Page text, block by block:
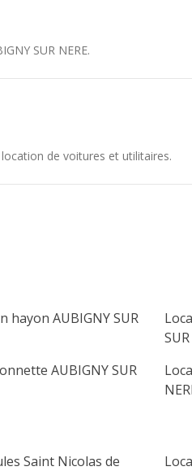
SUR NERE.
de voitures et utilitaires.
Saint Nicolas de
hayon AUBIGNY SUR
AUBIGNY SUR